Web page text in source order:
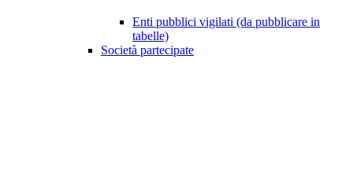
Enti pubblici vigilati (da pubblicare in
tabelle)
Società partecipate